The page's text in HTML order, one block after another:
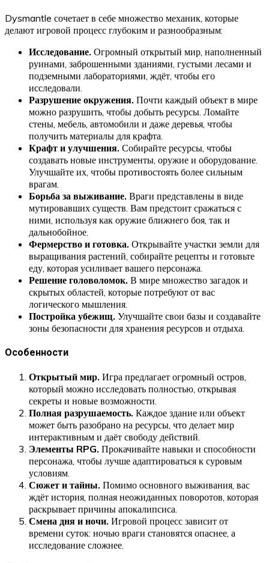
Dysmantle сочетает в себе множество механик, которые
делают игровой процесс глубоким и разнообразным:
Исследование. Огромный открытый мир, наполненный
руинами, заброшенными зданиями, густыми лесами и
подземными лабораториями, ждёт, чтобы его
исследовали.
Разрушение окружения. Почти каждый объект в мире
можно разрушить, чтобы добыть ресурсы. Ломайте
стены, мебель, автомобили и даже деревья, чтобы
получить материалы для крафта.
Крафт и улучшения. Собирайте ресурсы, чтобы
создавать новые инструменты, оружие и оборудование.
Улучшайте их, чтобы противостоять более сильным
врагам.
Борьба за выживание. Враги представлены в виде
мутировавших существ. Вам предстоит сражаться с
ними, используя как оружие ближнего боя, так и
дальнобойное.
Фермерство и готовка. Открывайте участки земли для
выращивания растений, собирайте рецепты и готовьте
еду, которая усиливает вашего персонажа.
Решение головоломок. В мире множество загадок и
скрытых областей, которые потребуют от вас
логического мышления.
Постройка убежищ. Улучшайте свои базы и создавайте
зоны безопасности для хранения ресурсов и отдыха.
Особенности
Открытый мир. Игра предлагает огромный остров,
который можно исследовать полностью, открывая
секреты и новые возможности.
Полная разрушаемость. Каждое здание или объект
может быть разобрано на ресурсы, что делает мир
интерактивным и даёт свободу действий.
Элементы RPG. Прокачивайте навыки и способности
персонажа, чтобы лучше адаптироваться к суровым
условиям.
Сюжет и тайны. Помимо основного выживания, вас
ждёт история, полная неожиданных поворотов, которая
раскрывает причины апокалипсиса.
Смена дня и ночи. Игровой процесс зависит от
времени суток: ночью враги становятся опаснее, а
исследование сложнее.